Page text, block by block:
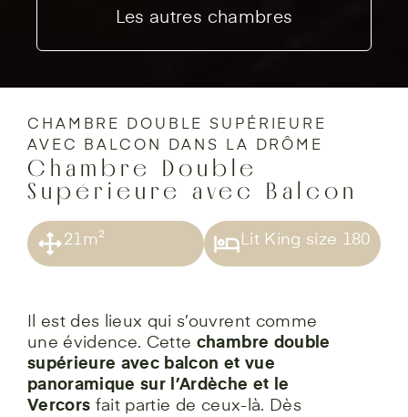
Les autres chambres
CHAMBRE DOUBLE SUPÉRIEURE
AVEC BALCON DANS LA DRÔME
Chambre Double
Supérieure avec Balcon
21m² Lit King size 180
Il est des lieux qui s’ouvrent comme
une évidence. Cette chambre double
supérieure avec balcon et vue
panoramique sur l’Ardèche et le
Vercors fait partie de ceux-là. Dès